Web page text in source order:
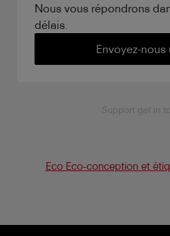
Nous vous répondrons
délais.
Envoyez-nous
Support get in
Eco Eco-conception et